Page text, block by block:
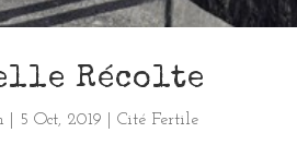
Récolte
5 Oct, 2019 |Cité Fertile